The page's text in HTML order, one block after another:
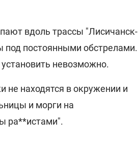
вдоль трассы "Лисичанск-
под постоянными обстрелами.
невозможно.
не находятся в окружении и
и морги на
ра**истами".